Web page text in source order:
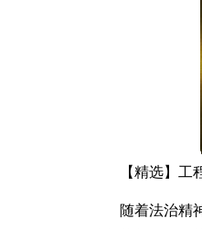
【精选】工
随着法治精